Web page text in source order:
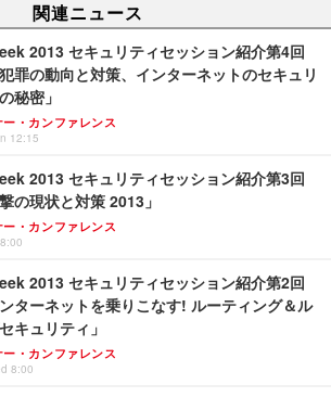
関連ニュース
2013 セキュリティセッション紹介第4回
犯罪の動向と対策、インターネットのセキュリ
秘密」
・カンファレンス
12:15
2013 セキュリティセッション紹介第3回
の現状と対策 2013」
・カンファレンス
2013 セキュリティセッション紹介第2回
ンターネットを乗りこなす! ルーティング＆ル
キュリティ」
・カンファレンス
8:00